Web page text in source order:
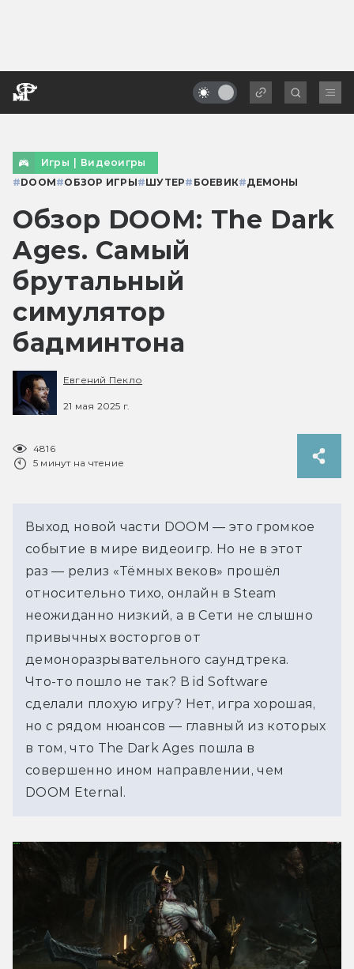
Игры | Видеоигры
#DOOM#ОБЗОР ИГРЫ#ШУТЕР# БОЕВИК#ДЕМОНЫ
Обзор DOOM: The Dark
Ages. Самый
брутальный
симулятор
бадминтона
Евгений Пекло
21 мая 2025 г.
4816
5 минут на чтение
Выход новой части DOOM — это громкое
событие в мире видеоигр. Но не в этот
раз — релиз «Тёмных веков» прошёл
относительно тихо, онлайн в Steam
неожиданно низкий, а в Сети не слышно
привычных восторгов от
демоноразрывательного саундтрека.
Что-то пошло не так? В id Software
сделали плохую игру? Нет, игра хорошая,
но с рядом нюансов — главный из которых
в том, что The Dark Ages пошла в
совершенно ином направлении, чем
DOOM Eternal.